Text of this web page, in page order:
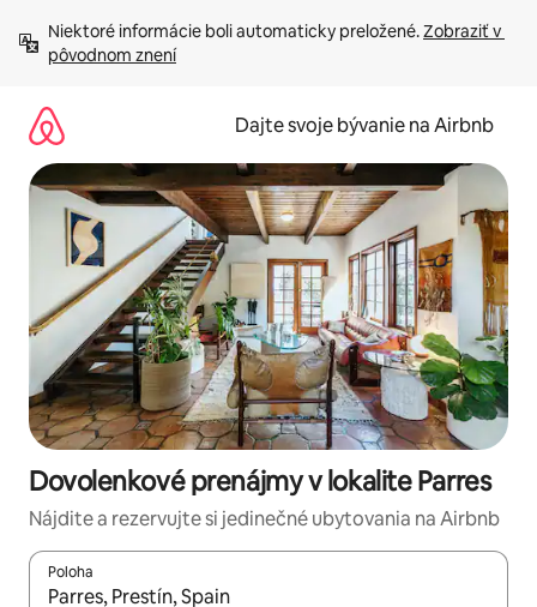
obsah.
Niektoré informácie boli automaticky preložené. Zobraziť v
pôvodnom znení
Dajte svoje bývanie na Airbnb
Dovolenkové prenájmy v lokalite Parres
Nájdite a rezervujte si jedinečné ubytovania na Airbnb
Poloha
Keď budú výsledky k dispozícii, môžete si ich prechádzať